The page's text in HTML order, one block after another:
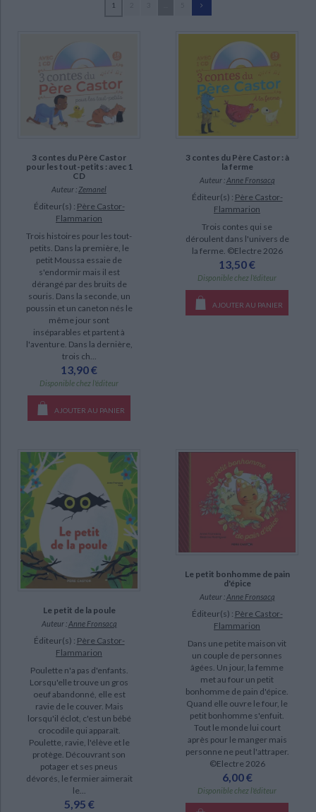
CHARGEMENT...
Critique et histoire littéraire
Littérature ancienne et médiévale
Littérature de voyage Audio - Livres lus
Littérature en version originale Humour
Ecologie - Environnement Religions - Spiritualités
Biographies historiques
Histoire - Généralités Histoire des pays
Histoire ancienne Géographie
Culture scientifique
Brunelet, Madeleine (12)
Pelon, Sébastien (10)
Schulthess, Danièle (8)
Butel, Lucile (7)
Collin, Marie-Marthe (7)
SUPPORT
coffret (3)
poche (1)
SÉRIE
DISPONIBILITÉ
epuise (93)
disponible (18)
a-paraitre (1)
1
3 contes du Père Castor
pour les tout-petits : avec 1
CD
Auteur : Zemanel
Éditeur(s) : Père Castor-
Flammarion
Trois histoires pour les tout-
petits. Dans la première, le
petit Moussa essaie de
s'endormir mais il est
dérangé par des bruits de
souris. Dans la seconde, un
poussin et un caneton nés le
même jour sont
inséparables et partent à
l'aventure. Dans la dernière,
trois ch...
13,90 €
Disponible chez l'éditeur
AJOUTER AU PANIER
3 contes du Père Castor : à
la ferme
Auteur :Anne Fronsacq
Éditeur(s) : Père Castor-
Flammarion
Trois contes qui se
déroulent dans l'univers de
la ferme. ©Electre 2026
13,50 €
Disponible chez l'éditeur
AJOUTER AU PANIER
Le petit de la poule
Auteur :Anne Fronsacq
Éditeur(s) : Père Castor-
Flammarion
Poulette n'a pas d'enfants.
Lorsqu'elle trouve un gros
oeuf abandonné, elle est
ravie de le couver. Mais
lorsqu'il éclot, c'est un bébé
crocodile qui apparaît.
Poulette, ravie, l'élève et le
protège. Découvrant son
potager et ses pneus
dévorés, le fermier aimerait
le...
5,95 €
Le petit bonhomme de pain
d'épice
Auteur :Anne Fronsacq
Éditeur(s) : Père Castor-
Flammarion
Dans une petite maison vit
un couple de personnes
âgées. Un jour, la femme
met au four un petit
bonhomme de pain d'épice.
Quand elle ouvre le four, le
petit bonhomme s'enfuit.
Tout le monde lui court
après pour le manger mais
personne ne peut l'attraper.
©Electre 2026
6,00 €
Disponible chez l'éditeur